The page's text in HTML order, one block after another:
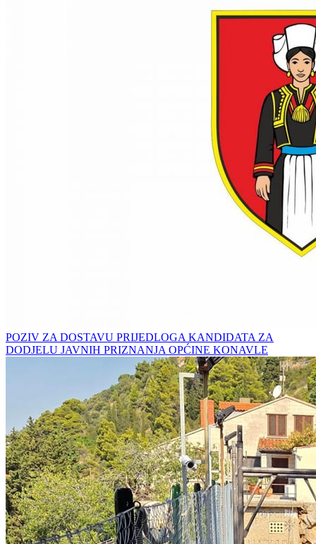
POZIV ZA DOSTAVU PRIJEDLOGA KANDIDATA ZA
DODJELU JAVNIH PRIZNANJA OPĆINE KONAVLE